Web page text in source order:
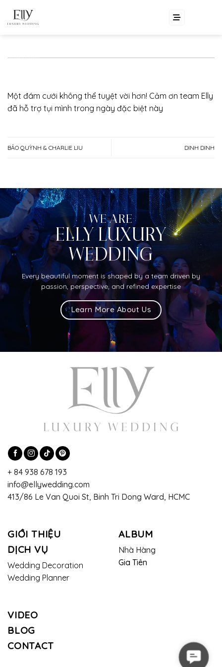
Một đám cưới không thể tuyệt vời hơn! Cảm ơn team Elly
đã hỗ trợ tụi mình trong ngày đặc biệt này
BẢO QUỲNH & CHARLIE LIU DINH DINH
WE ARE
ELLY LUXURY
WEDDING
Every beautiful moment is shaped by a team driven by
passion, perspective, and refined expertise
Learn More About Us
+ 84 938 678 193
info@ellywedding.com
413/86 Le Van Quoi St, Binh Tri Dong Ward, HCMC
GIỚI THIỆU
DỊCH VỤ
Wedding Decoration
Wedding Planner
ALBUM
Nhà Hàng
Gia Tiên
VIDEO
BLOG
CONTACT